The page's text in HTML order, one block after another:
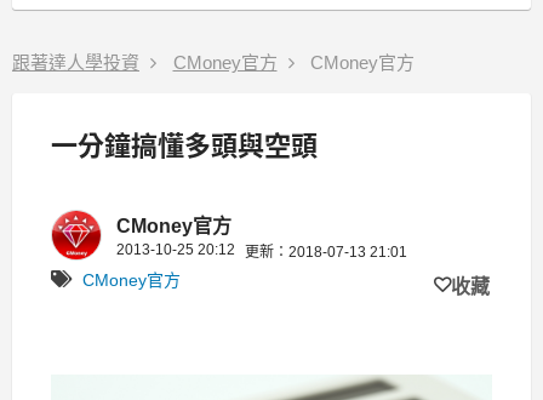
跟著達人學投資 CMoney官方 CMoney官方
一分鐘搞懂多頭與空頭
CMoney官方
2013-10-25 20:12 更新：2018-07-13 21:01
CMoney官方 收藏